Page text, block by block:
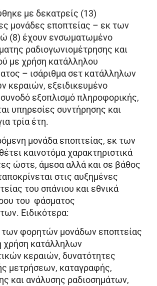
με δεκατρείς (13)
μονάδες εποπτείας – εκ των
(8) έχουν ενσωματωμένο
ραδιογωνιομέτρησης και
με χρήση κατάλληλου
– ισάριθμα σετ κατάλληλων
κεραιών, εξειδικευμένο
συνοδό εξοπλισμό πληροφορικής,
υπηρεσίες συντήρησης και
τρία έτη.
μονάδα εποπτείας, εκ των
καινοτόμα χαρακτηριστικά
ώστε, άμεσα αλλά και σε βάθος
στις αυξημένες
του σπάνιου και εθνικά
του φάσματος
Ειδικότερα:
των φορητών μονάδων εποπτείας
χρήση κατάλληλων
κεραιών, δυνατότητες
μετρήσεων, καταγραφής,
και ανάλυσης ραδιοσημάτων,